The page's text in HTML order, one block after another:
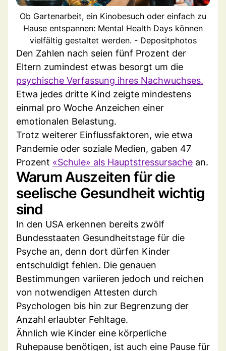
Ob Gartenarbeit, ein Kinobesuch oder einfach zu
Hause entspannen: Mental Health Days können
vielfältig gestaltet werden. - Depositphotos
Den Zahlen nach seien fünf Prozent der
Eltern zumindest etwas besorgt um die
psychische Verfassung ihres Nachwuchses.
Etwa jedes dritte Kind zeigte mindestens
einmal pro Woche Anzeichen einer
emotionalen Belastung.
Trotz weiterer Einflussfaktoren, wie etwa
Pandemie oder soziale Medien, gaben 47
Prozent «Schule» als Hauptstressursache an.
Warum Auszeiten für die
seelische Gesundheit wichtig
sind
In den USA erkennen bereits zwölf
Bundesstaaten Gesundheitstage für die
Psyche an, denn dort dürfen Kinder
entschuldigt fehlen. Die genauen
Bestimmungen variieren jedoch und reichen
von notwendigen Attesten durch
Psychologen bis hin zur Begrenzung der
Anzahl erlaubter Fehltage.
Ähnlich wie Kinder eine körperliche
Ruhepause benötigen, ist auch eine Pause für